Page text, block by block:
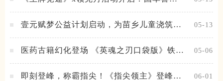
壹元赋梦公益计划启动，为苗乡儿童浇筑梦
05-13
医药古籍幻化登场 《英魂之刃口袋版》铁扇
05-06
即刻登峰，称霸指尖！《指尖领主》登峰测
06-01